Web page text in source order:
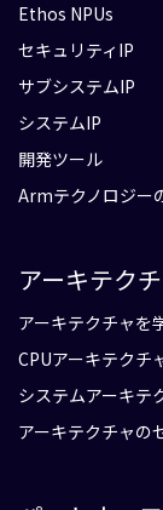
Ethos NPUs
セキュリティIP
サブシステムIP
システムIP
開発ツール
Armテクノロジー
アーキテク
アーキテクチャを
CPUアーキテクチ
システムアーキテ
アーキテクチャの